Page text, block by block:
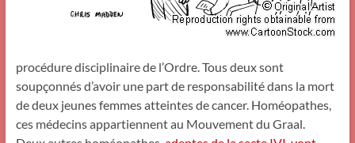
procédure disciplinaire de l’Ordre. Tous deux sont
soupçonnés d’avoir une part de responsabilité dans la mort
de deux jeunes femmes atteintes de cancer. Homéopathes,
ces médecins appartiennent au Mouvement du Graal.